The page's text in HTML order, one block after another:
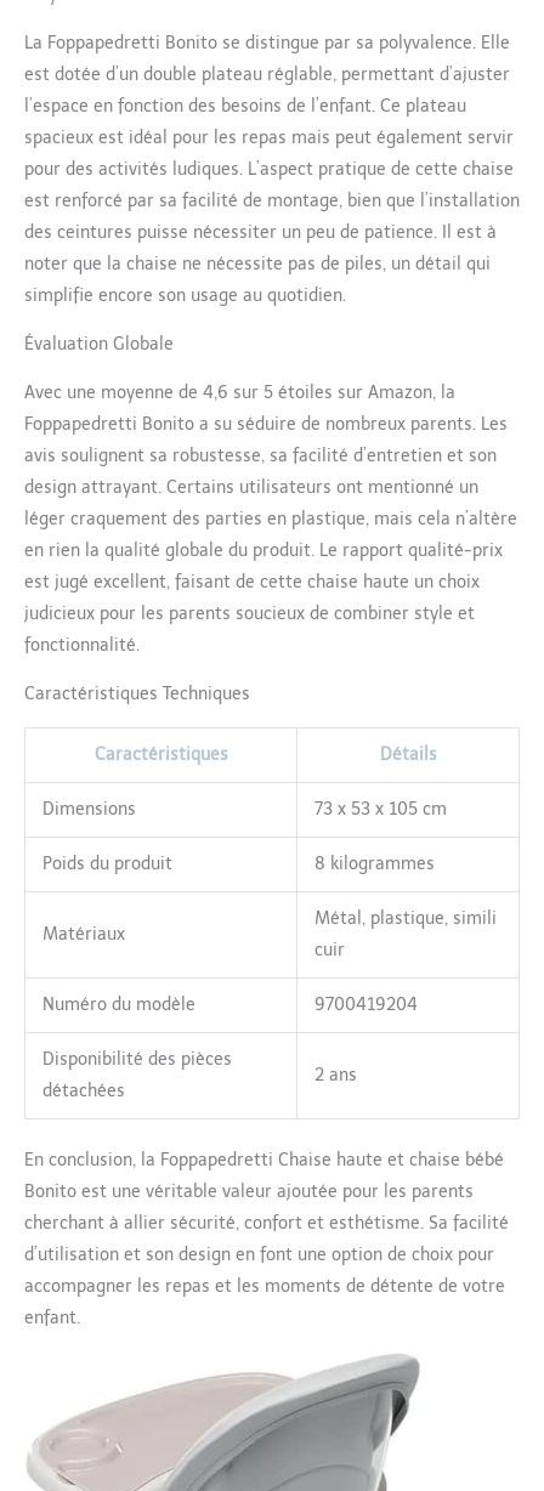
La Foppapedretti Bonito se distingue par sa polyvalence. Elle
est dotée d’un double plateau réglable, permettant d’ajuster
l’espace en fonction des besoins de l’enfant. Ce plateau
spacieux est idéal pour les repas mais peut également servir
pour des activités ludiques. L’aspect pratique de cette chaise
est renforcé par sa facilité de montage, bien que l’installation
des ceintures puisse nécessiter un peu de patience. Il est à
noter que la chaise ne nécessite pas de piles, un détail qui
simplifie encore son usage au quotidien.
Évaluation Globale
Avec une moyenne de 4,6 sur 5 étoiles sur Amazon, la
Foppapedretti Bonito a su séduire de nombreux parents. Les
avis soulignent sa robustesse, sa facilité d’entretien et son
design attrayant. Certains utilisateurs ont mentionné un
léger craquement des parties en plastique, mais cela n’altère
en rien la qualité globale du produit. Le rapport qualité-prix
est jugé excellent, faisant de cette chaise haute un choix
judicieux pour les parents soucieux de combiner style et
fonctionnalité.
Caractéristiques Techniques
Caractéristiques Détails
Dimensions 73 x 53 x 105 cm
Poids du produit 8 kilogrammes
Matériaux
Métal, plastique, simili
cuir
Numéro du modèle 9700419204
Disponibilité des pièces
détachées
2 ans
En conclusion, la Foppapedretti Chaise haute et chaise bébé
Bonito est une véritable valeur ajoutée pour les parents
cherchant à allier sécurité, confort et esthétisme. Sa facilité
d’utilisation et son design en font une option de choix pour
accompagner les repas et les moments de détente de votre
enfant.